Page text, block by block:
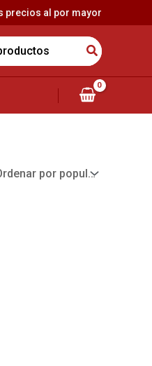
precios al por mayor